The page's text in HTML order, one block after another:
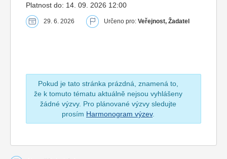
Platnost do: 14. 09. 2026 12:00
29. 6. 2026 Určeno pro: Veřejnost, Žadatel
Pokud je tato stránka prázdná, znamená to,
že k tomuto tématu aktuálně nejsou vyhlášeny
žádné výzvy. Pro plánované výzvy sledujte
prosím Harmonogram výzev.